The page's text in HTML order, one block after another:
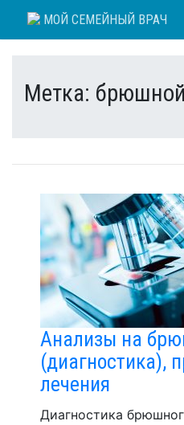
МОЙ СЕМЕЙНЫЙ ВРАЧ
Метка:
Анализы на
(диагностика),
лечения
Диагностика